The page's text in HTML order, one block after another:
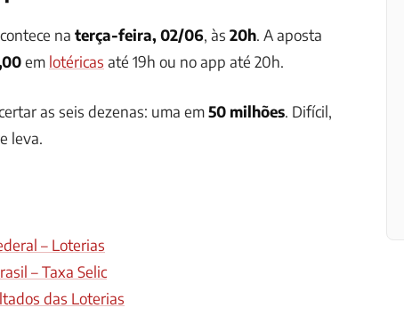
na terça-feira, 02/06, às 20h. A aposta
em lotéricas até 19h ou no app até 20h.
as seis dezenas: uma em50 milhões. Difícil,
leva.
– Loterias
– Taxa Selic
das Loterias